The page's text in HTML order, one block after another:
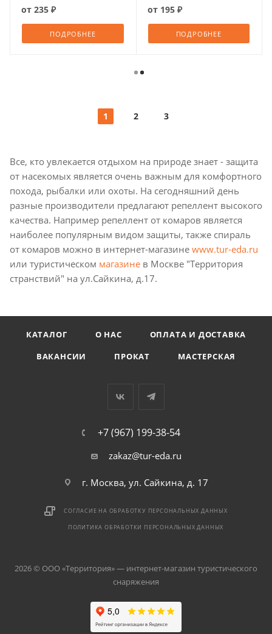
от 235 ₽
ПОДРОБНЕЕ
от 195 ₽
ПОДРОБНЕЕ
1 2 3
Все, кто увлекается отдыхом на природе знает - защита
от насекомых является очень важным для комфортного
похода, рыбалки или охоты. На сегодняшний день
разные производители предлагают репеллент высокого
качества. Например репеллент от комаров является
наиболее популярным видом защиты, также спираль
от комаров можно в интернет-магазине www.tur-eda.ru
или туристическом магазине в Москве "Территория
странствий" на ул.Сайкина, д.17.
КАТАЛОГ О НАС
ОПЛАТА И ДОСТАВКА
ВАКАНСИИ
ПРОКАТ МАСТЕРСКАЯ
+7 (967) 199-38-54
zakaz@tur-eda.ru
г. Москва, ул. Сайкина, д. 17
СОГЛАСИЕ НА ОБРАБОТКУ ПЕРСОНАЛЬНЫХ ДАННЫХ
ПОЛИТИКА ОБРАБОТКИ ПЕРСОНАЛЬНЫХ ДАННЫХ
2026 © ООО «Территория» — интернет-магазин туристического
снаряжения